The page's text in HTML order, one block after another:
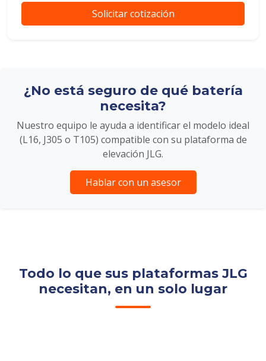
Solicitar cotización
¿No está seguro de qué batería
necesita?
Nuestro equipo le ayuda a identificar el modelo ideal
(L16, J305 o T105) compatible con su plataforma de
elevación JLG.
Hablar con un asesor
Todo lo que sus plataformas JLG
necesitan, en un solo lugar